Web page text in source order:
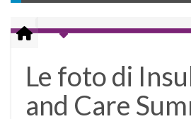
Le foto di
and Care